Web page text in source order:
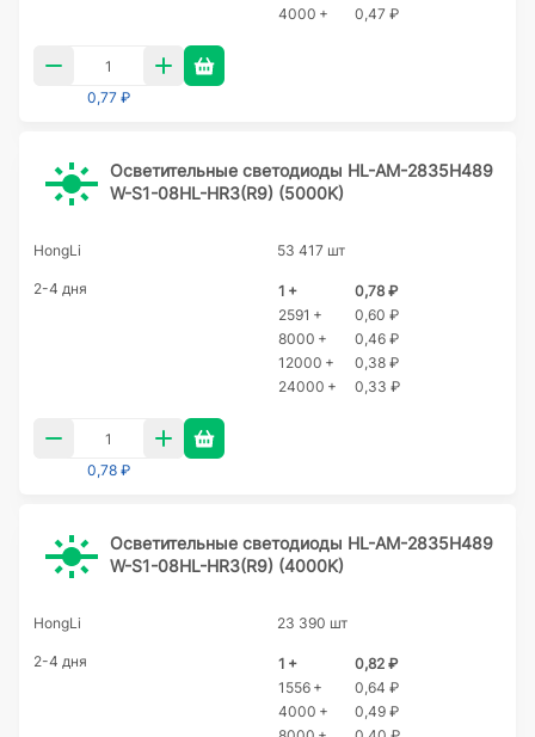
4000 +
0,47 ₽
0,77 ₽
Осветительные светодиоды HL-AM-2835H489
W-S1-08HL-HR3(R9) (5000K)
HongLi 53 417 шт
2-4 дня 1 +
0,78 ₽
2591 +
0,60 ₽
8000 +
0,46 ₽
12000 +
0,38 ₽
24000 +
0,33 ₽
0,78 ₽
Осветительные светодиоды HL-AM-2835H489
W-S1-08HL-HR3(R9) (4000K)
HongLi 23 390 шт
2-4 дня 1 +
0,82 ₽
1556 +
0,64 ₽
4000 +
0,49 ₽